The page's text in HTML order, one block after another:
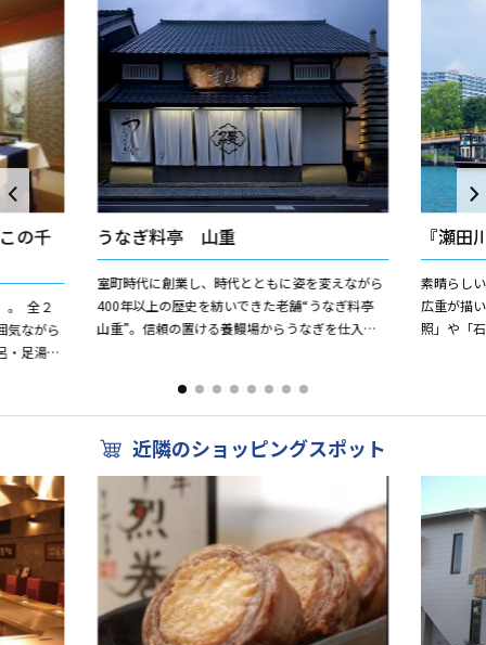
の千
。 全２
気ながら
・足湯等
うなぎ料亭 山重
室町時代に創業し、時代とともに姿を変えながら
400年以上の歴史を紡いできた老舗“うなぎ料亭
山重”。信頼の置ける養鰻場からうなぎを仕入
『瀬
素晴らし
広重が描
照」や「
近隣のショッピングスポット